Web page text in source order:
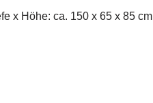
x Höhe: ca. 150 x 65 x 85 cm